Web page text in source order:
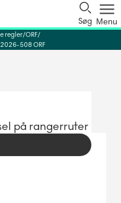
Søg Menu
regler ORF
2026-508 ORF
på rangerruter